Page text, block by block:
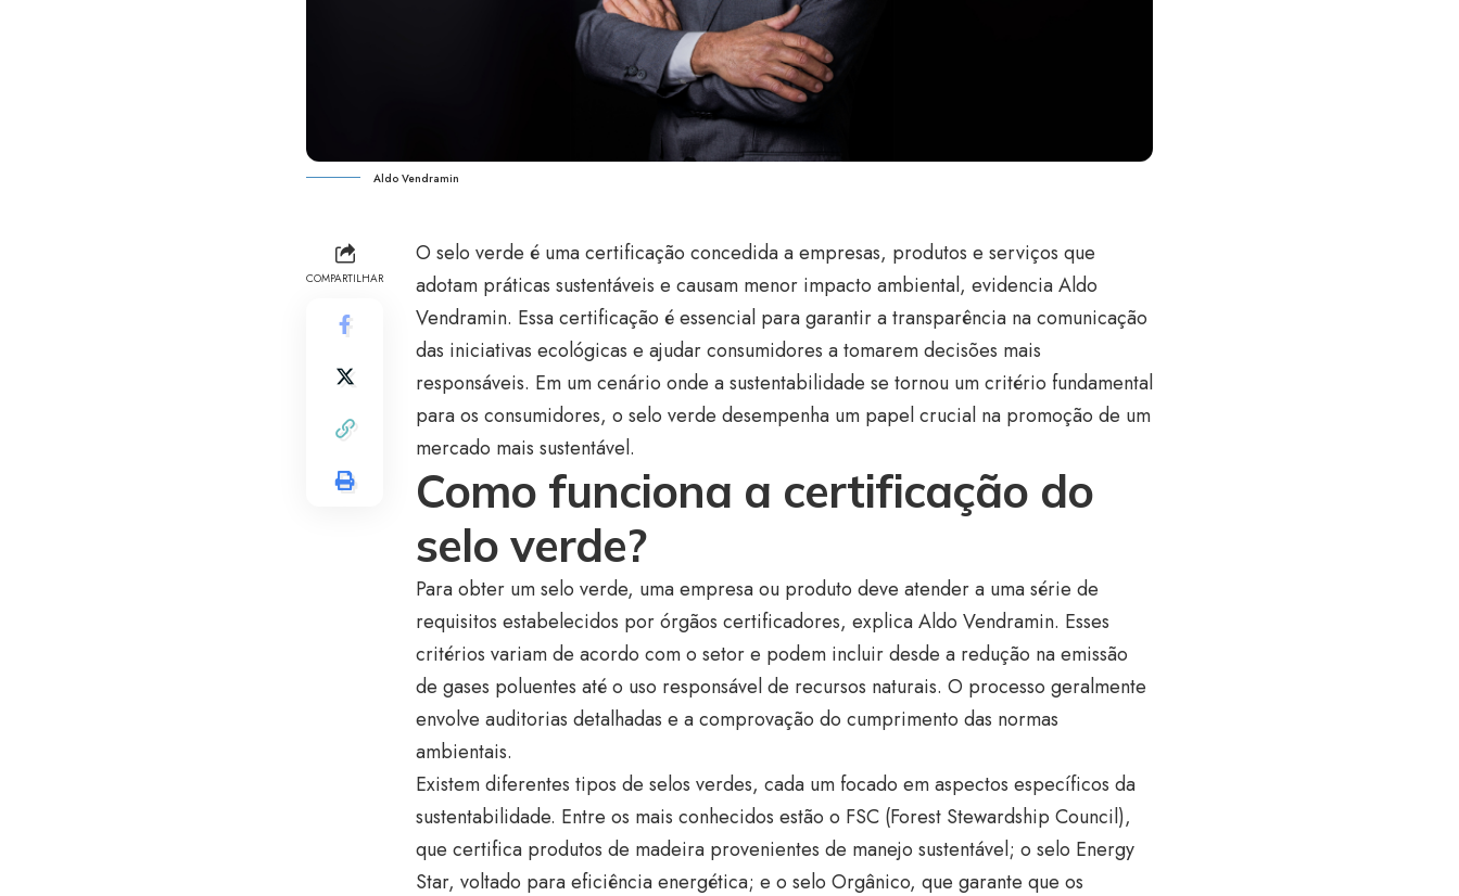
Aldo Vendramin
COMPARTILHAR
O selo verde é uma certificação concedida a empresas, produtos e serviços que
adotam práticas sustentáveis e causam menor impacto ambiental, evidencia Aldo
Vendramin. Essa certificação é essencial para garantir a transparência na comunicação
das iniciativas ecológicas e ajudar consumidores a tomarem decisões mais
responsáveis. Em um cenário onde a sustentabilidade se tornou um critério fundamental
para os consumidores, o selo verde desempenha um papel crucial na promoção de um
mercado mais sustentável.
Como funciona a certificação do
selo verde?
Para obter um selo verde, uma empresa ou produto deve atender a uma série de
requisitos estabelecidos por órgãos certificadores, explica Aldo Vendramin. Esses
critérios variam de acordo com o setor e podem incluir desde a redução na emissão
de gases poluentes até o uso responsável de recursos naturais. O processo geralmente
envolve auditorias detalhadas e a comprovação do cumprimento das normas
ambientais.
Existem diferentes tipos de selos verdes, cada um focado em aspectos específicos da
sustentabilidade. Entre os mais conhecidos estão o FSC (Forest Stewardship Council),
que certifica produtos de madeira provenientes de manejo sustentável; o selo Energy
Star, voltado para eficiência energética; e o selo Orgânico, que garante que os